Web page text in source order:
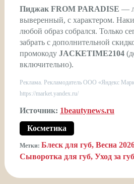
Пиджак FROM PARADISE —
выверенный, с характером.
любой образ собрался. Только
забрать с дополнительной
промокоду JACKETIME2104
включительно).
Реклама. Рекламодатель ООО «Яндекс
https://market.yandex.ru/
Источник: 1beautynews.ru
Косметика
Метки: Блеск для губ Весна
Сыворотка для губ Уход за